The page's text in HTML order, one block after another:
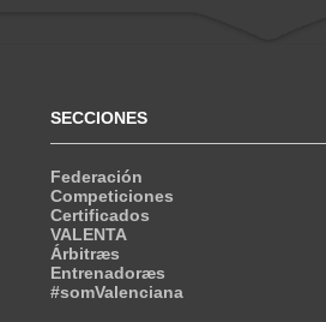
SECCIONES
Federación
Competiciones
Certificados
VALENTA
Árbitræs
Entrenadoræs
#somValenciana